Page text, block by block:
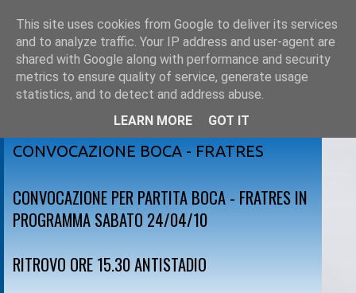
CONVOCAZIONE BOCA - FRATRES
CONVOCAZIONE PER PARTITA BOCA - FRATRES IN
PROGRAMMA SABATO 24/04/10
RITROVO ORE 15.30 ANTISTADIO
This site uses cookies from Google to deliver its services
and to analyze traffic. Your IP address and user-agent are
shared with Google along with performance and security
metrics to ensure quality of service, generate usage
statistics, and to detect and address abuse.
LEARN MORE
GOT IT